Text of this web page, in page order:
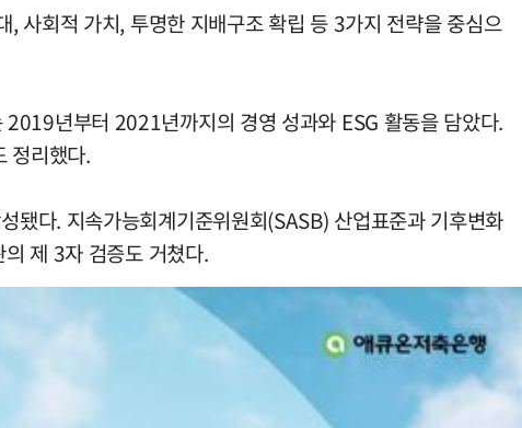
사회적 가치, 투명한 지배구조 확립 등 3가지 전략을 중심으
년부터 2021년까지의 경영 성과와 ESG 활동을 담았다.
정리했다.
다. 지속가능회계기준위원회(SASB) 산업표준과 기후변화
제 3자 검증도 거쳤다.